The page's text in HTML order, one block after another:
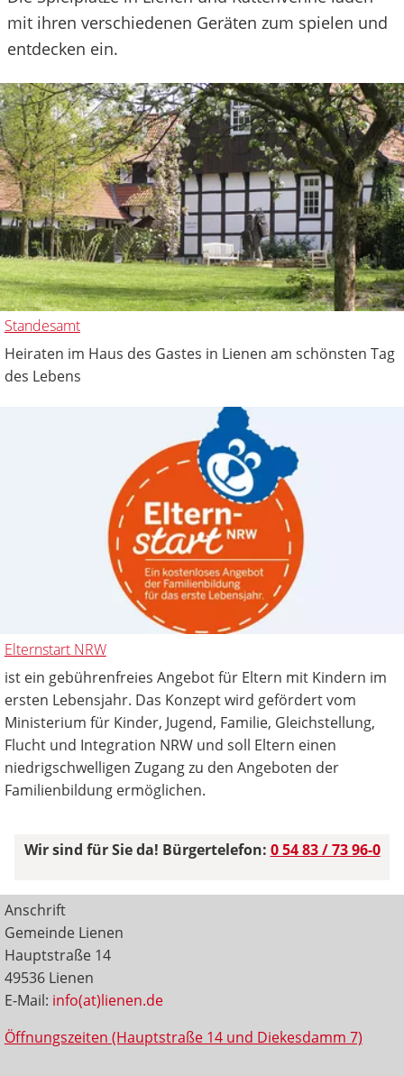
mit ihren verschiedenen Geräten zum spielen und
entdecken ein.
Standesamt
Heiraten im Haus des Gastes in Lienen am schönsten Tag
des Lebens
Elternstart NRW
ist ein gebührenfreies Angebot für Eltern mit Kindern im
ersten Lebensjahr. Das Konzept wird gefördert vom
Ministerium für Kinder, Jugend, Familie, Gleichstellung,
Flucht und Integration NRW und soll Eltern einen
niedrigschwelligen Zugang zu den Angeboten der
Familienbildung ermöglichen.
Wir sind für Sie da! Bürgertelefon: 0 54 83 / 73 96-0
Anschrift
Gemeinde Lienen
Hauptstraße 14
49536 Lienen
E-Mail: info(at)lienen.de
Öffnungszeiten (Hauptstraße 14 und Diekesdamm 7)